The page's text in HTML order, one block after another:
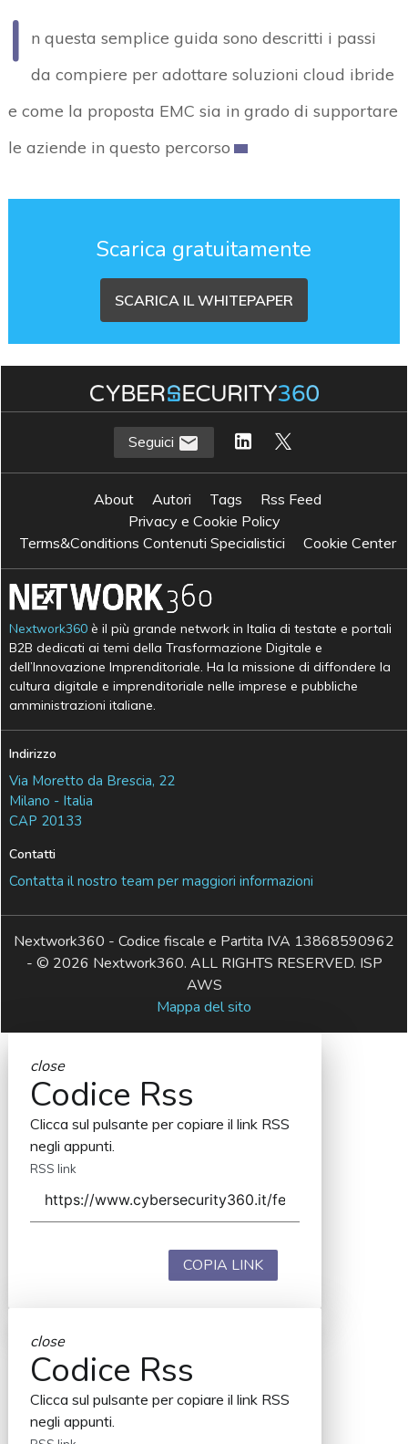
I
n questa semplice guida sono descritti i passi
da compiere per adottare soluzioni cloud ibride
e come la proposta EMC sia in grado di supportare
le aziende in questo percorso
Scarica gratuitamente
SCARICA IL WHITEPAPER
Seguici
About Autori Tags
Rss Feed
Privacy e Cookie Policy
Terms&Conditions Contenuti Specialistici
Cookie Center
Nextwork360 è il più grande network in Italia di testate e portali
B2B dedicati ai temi della Trasformazione Digitale e
dell’Innovazione Imprenditoriale. Ha la missione di diffondere la
cultura digitale e imprenditoriale nelle imprese e pubbliche
amministrazioni italiane.
Indirizzo
Via Moretto da Brescia, 22
Milano - Italia
CAP 20133
Contatti
Contatta il nostro team per maggiori informazioni
Nextwork360 - Codice fiscale e Partita IVA 13868590962
- © 2026 Nextwork360. ALL RIGHTS RESERVED. ISP
AWS
Mappa del sito
close
Codice Rss
Clicca sul pulsante per copiare il link RSS
negli appunti.
RSS link
COPIA LINK
close
Codice Rss
Clicca sul pulsante per copiare il link RSS
negli appunti.